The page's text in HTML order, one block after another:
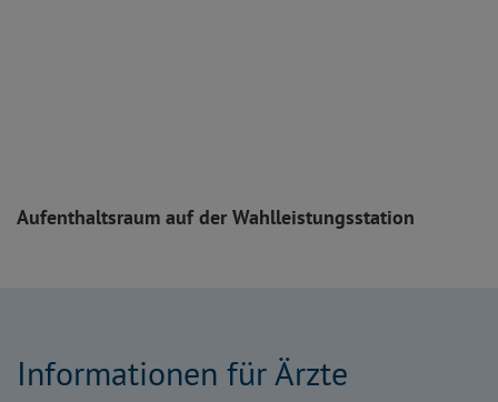
Aufenthaltsraum auf der Wahlleistungsstation
Informationen für Ärzte